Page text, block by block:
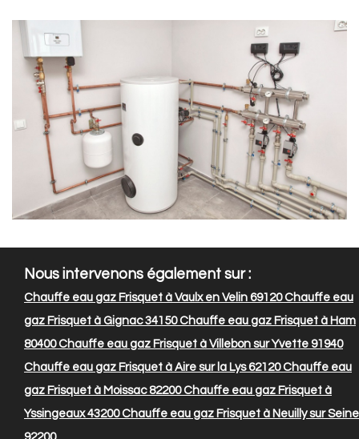
Nous intervenons également sur :
Chauffe eau gaz Frisquet à Vaulx en Velin 69120Chauffe eau
gaz Frisquet à Gignac 34150Chauffe eau gaz Frisquet à Ham
80400Chauffe eau gaz Frisquet à Villebon sur Yvette 91940
Chauffe eau gaz Frisquet à Aire sur la Lys 62120Chauffe eau
gaz Frisquet à Moissac 82200Chauffe eau gaz Frisquet à
Yssingeaux 43200Chauffe eau gaz Frisquet à Neuilly sur Seine